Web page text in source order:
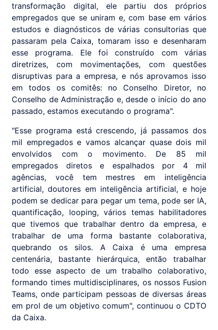
transformação digital, ele partiu dos próprios
empregados que se uniram e, com base em vários
estudos e diagnósticos de várias consultorias que
passaram pela Caixa, tomaram isso e desenharam
esse programa. Ele foi construído com várias
diretrizes, com movimentações, com questões
disruptivas para a empresa, e nós aprovamos isso
em todos os comitês: no Conselho Diretor, no
Conselho de Administração e, desde o início do ano
passado, estamos executando o programa".
"Esse programa está crescendo, já passamos dos
mil empregados e vamos alcançar quase dois mil
envolvidos com o movimento. De 85 mil
empregados diretos e espalhados por 4 mil
agências, você tem mestres em inteligência
artificial, doutores em inteligência artificial, e hoje
podem se dedicar para pegar um tema, pode ser IA,
quantificação, looping, vários temas habilitadores
que tivemos que trabalhar dentro da empresa, e
trabalhar de uma forma bastante colaborativa,
quebrando os silos. A Caixa é uma empresa
centenária, bastante hierárquica, então trabalhar
todo esse aspecto de um trabalho colaborativo,
formando times multidisciplinares, os nossos Fusion
Teams, onde participam pessoas de diversas áreas
em prol de um objetivo comum", continuou o CDTO
da Caixa.